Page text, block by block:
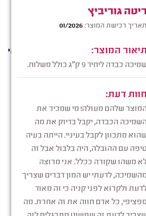
” באתר.
ביצוע רכישה באתר מהווים הסכמה לתנאי
כפופים לחוקי מדינת ישראל.
לכל עניין הנובע מתנאי התקנון
המוסמך בישראל.
נעימה!